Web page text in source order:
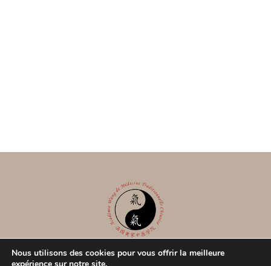
Nous utilisons des cookies pour vous offrir la meilleure